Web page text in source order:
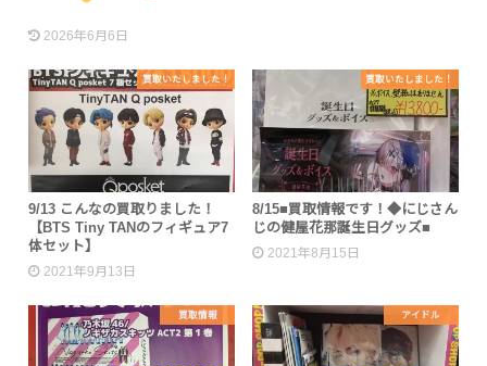
2026年6月6日
買取いたしました！
9/13 こんなの買取りました！
【BTS Tiny TANのフィギュア7
体セット】
2021年9月13日
買取いたしました！
8/15■買取情報です！◆にじさん
じの健屋花那誕生日グッズ■
2021年8月15日
買取情報 アイドル